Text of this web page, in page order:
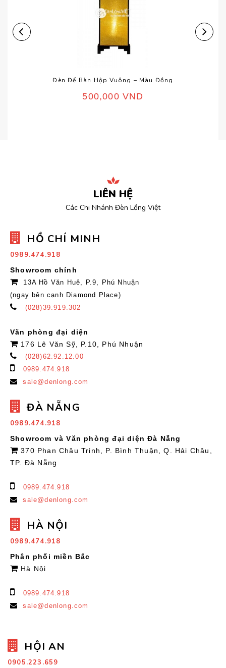
Đèn Để Bàn Hộp Vuông – Màu Đồng
500,000 VND
LIÊN HỆ
Các Chi Nhánh Đèn Lồng Việt
HỒ CHÍ MINH
0989.474.918
Showroom chính
13A Hồ Văn Huê, P.9, Phú Nhuận
(ngay bên cạnh Diamond Place)
(028)39.919.302
Văn phòng đại diện
176 Lê Văn Sỹ, P.10, Phú Nhuận
(028)62.92.12.00
0989.474.918
sale@denlong.com
ĐÀ NẴNG
0989.474.918
Showroom và Văn phòng đại diện Đà Nẵng
370 Phan Châu Trinh, P. Bình Thuận, Q. Hải Châu,
TP. Đà Nẵng
0989.474.918
sale@denlong.com
HÀ NỘI
0989.474.918
Phân phối miền Bắc
Hà Nội
0989.474.918
sale@denlong.com
HỘI AN
0905.223.659